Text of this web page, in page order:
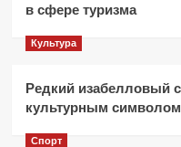
в сфере туризма
Культура
Редкий изабелловый
культурным символом
Спорт